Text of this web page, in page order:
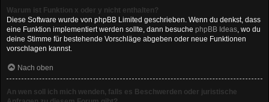
Warum ist Funktion x oder y nicht enthalten?
Diese Software wurde von phpBB Limited geschrieben. Wenn du denkst, dass
eine Funktion implementiert werden sollte, dann besuche phpBB Ideas, wo du
deine Stimme für bestehende Vorschläge abgeben oder neue Funktionen
vorschlagen kannst.
Nach oben
An wen soll ich mich wenden, falls es Beschwerden oder juristische